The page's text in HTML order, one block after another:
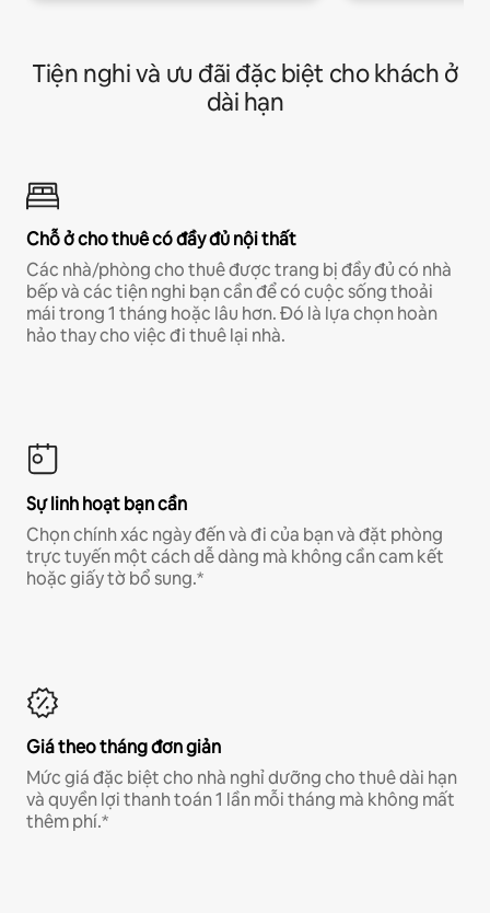
Tiện nghi và ưu đãi đặc biệt cho khách ở
dài hạn
Chỗ ở cho thuê có đầy đủ nội thất
Các nhà/phòng cho thuê được trang bị đầy đủ có nhà
bếp và các tiện nghi bạn cần để có cuộc sống thoải
mái trong 1 tháng hoặc lâu hơn. Đó là lựa chọn hoàn
hảo thay cho việc đi thuê lại nhà.
Sự linh hoạt bạn cần
Chọn chính xác ngày đến và đi của bạn và đặt phòng
trực tuyến một cách dễ dàng mà không cần cam kết
hoặc giấy tờ bổ sung.*
Giá theo tháng đơn giản
Mức giá đặc biệt cho nhà nghỉ dưỡng cho thuê dài hạn
và quyền lợi thanh toán 1 lần mỗi tháng mà không mất
thêm phí.*